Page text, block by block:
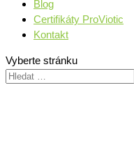
Blog
Certifikáty ProViotic
Kontakt
Vyberte stránku